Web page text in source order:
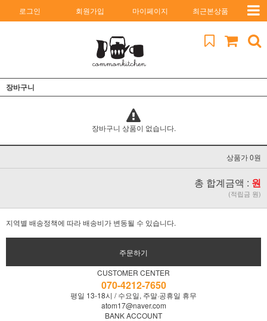
로그인 회원가입 마이페이지 최근본상품
장바구니
장바구니 상품이 없습니다.
상품가 0원
총 합계금액 : 원
(적립금 원)
지역별 배송정책에 따라 배송비가 변동될 수 있습니다.
주문하기
CUSTOMER CENTER
070-4212-7650
평일 13-18시 / 수요일, 주말·공휴일 휴무
atom17@naver.com
BANK ACCOUNT